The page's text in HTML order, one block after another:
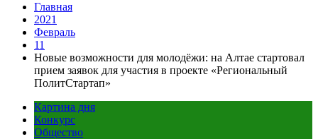
Главная
2021
Февраль
11
Новые возможности для молодёжи: на Алтае стартовал
прием заявок для участия в проекте «Региональный
ПолитСтартап»
Картина дня
Конкурс
Общество